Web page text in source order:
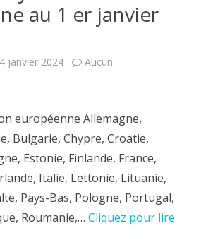
au 1 er janvier
janvier 2024
Aucun
européenne Allemagne,
Bulgarie, Chypre, Croatie,
Estonie, Finlande, France,
Italie, Lettonie, Lituanie,
Pays-Bas, Pologne, Portugal,
Roumanie,… Cliquez pour lire